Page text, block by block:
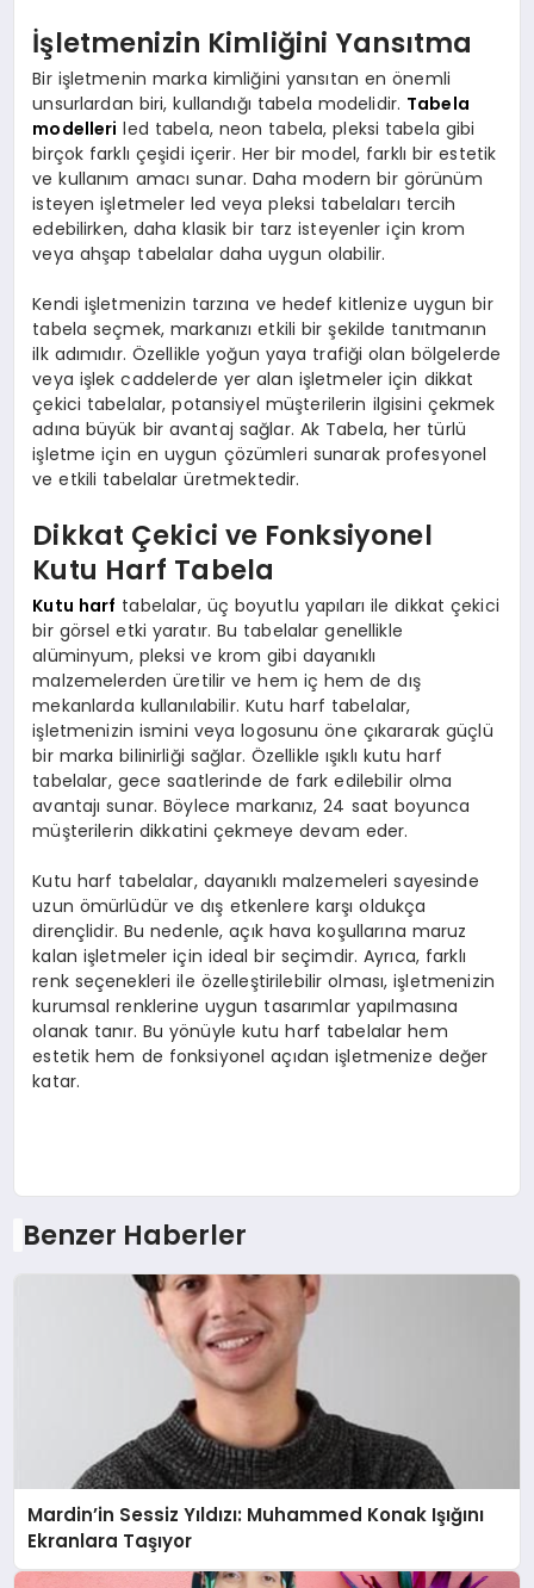
İşletmenizin Kimliğini Yansıtma
Bir işletmenin marka kimliğini yansıtan en önemli
unsurlardan biri, kullandığı tabela modelidir. Tabela
modelleri led tabela, neon tabela, pleksi tabela gibi
birçok farklı çeşidi içerir. Her bir model, farklı bir estetik
ve kullanım amacı sunar. Daha modern bir görünüm
isteyen işletmeler led veya pleksi tabelaları tercih
edebilirken, daha klasik bir tarz isteyenler için krom
veya ahşap tabelalar daha uygun olabilir.
Kendi işletmenizin tarzına ve hedef kitlenize uygun bir
tabela seçmek, markanızı etkili bir şekilde tanıtmanın
ilk adımıdır. Özellikle yoğun yaya trafiği olan bölgelerde
veya işlek caddelerde yer alan işletmeler için dikkat
çekici tabelalar, potansiyel müşterilerin ilgisini çekmek
adına büyük bir avantaj sağlar. Ak Tabela, her türlü
işletme için en uygun çözümleri sunarak profesyonel
ve etkili tabelalar üretmektedir.
Dikkat Çekici ve Fonksiyonel
Kutu Harf Tabela
Kutu harf tabelalar, üç boyutlu yapıları ile dikkat çekici
bir görsel etki yaratır. Bu tabelalar genellikle
alüminyum, pleksi ve krom gibi dayanıklı
malzemelerden üretilir ve hem iç hem de dış
mekanlarda kullanılabilir. Kutu harf tabelalar,
işletmenizin ismini veya logosunu öne çıkararak güçlü
bir marka bilinirliği sağlar. Özellikle ışıklı kutu harf
tabelalar, gece saatlerinde de fark edilebilir olma
avantajı sunar. Böylece markanız, 24 saat boyunca
müşterilerin dikkatini çekmeye devam eder.
Kutu harf tabelalar, dayanıklı malzemeleri sayesinde
uzun ömürlüdür ve dış etkenlere karşı oldukça
dirençlidir. Bu nedenle, açık hava koşullarına maruz
kalan işletmeler için ideal bir seçimdir. Ayrıca, farklı
renk seçenekleri ile özelleştirilebilir olması, işletmenizin
kurumsal renklerine uygun tasarımlar yapılmasına
olanak tanır. Bu yönüyle kutu harf tabelalar hem
estetik hem de fonksiyonel açıdan işletmenize değer
katar.
Benzer Haberler
Mardin’in Sessiz Yıldızı: Muhammed Konak Işığını
Ekranlara Taşıyor